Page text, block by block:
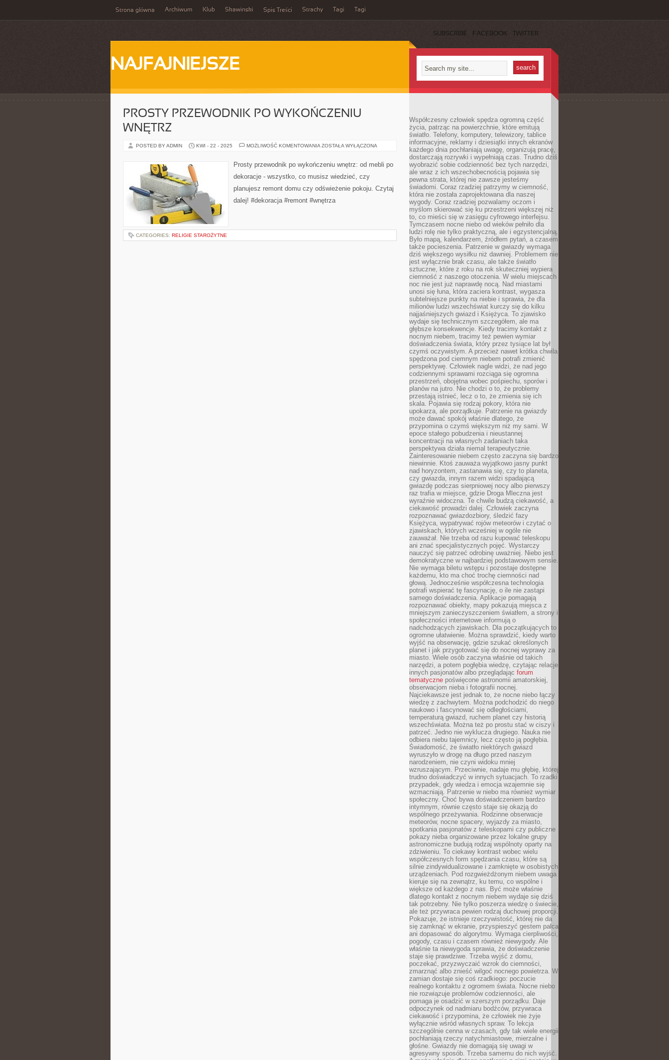
Strona główna Archiwum Klub Skawinski Spis Treści Strachy Tagi Tagi
SUBSCRIBE FACEBOOK TWITTER
NAJFAJNIEJSZE
PROSTY PRZEWODNIK PO WYKOŃCZENIU
WNĘTRZ
POSTED BY ADMIN KWI - 22 - 2025 MOŻLIWOŚĆ KOMENTOWANIA PROSTY
WYKOŃCZENIU
WNĘTRZ
ZOSTAŁA WYŁĄCZONA
Prosty przewodnik po wykończeniu wnętrz: od mebli po
dekoracje - wszystko, co musisz wiedzieć, czy
planujesz remont domu czy odświeżenie pokoju. Czytaj
dalej! #dekoracja #remont #wnętrza
CATEGORIES: RELIGIE STAROŻYTNE
Współczesny człowiek spędza ogromną część
życia, patrząc na powierzchnie, które emitują
światło. Telefony, komputery, telewizory, tablice
informacyjne, reklamy i dziesiątki innych ekranów
każdego dnia pochłaniają uwagę, organizują pracę,
dostarczają rozrywki i wypełniają czas. Trudno dziś
wyobrazić sobie codzienność bez tych narzędzi,
ale wraz z ich wszechobecnością pojawia się
pewna strata, której nie zawsze jesteśmy
świadomi. Coraz rzadziej patrzymy w ciemność,
która nie została zaprojektowana dla naszej
wygody. Coraz rzadziej pozwalamy oczom i
myślom skierować się ku przestrzeni większej niż
to, co mieści się w zasięgu cyfrowego interfejsu.
Tymczasem nocne niebo od wieków pełniło dla
ludzi rolę nie tylko praktyczną, ale i egzystencjalną.
Było mapą, kalendarzem, źródłem pytań, a czasem
także pocieszenia. Patrzenie w gwiazdy wymaga
dziś większego wysiłku niż dawniej. Problemem nie
jest wyłącznie brak czasu, ale także światło
sztuczne, które z roku na rok skuteczniej wypiera
ciemność z naszego otoczenia. W wielu miejscach
noc nie jest już naprawdę nocą. Nad miastami
unosi się łuna, która zaciera kontrast, wygasza
subtelniejsze punkty na niebie i sprawia, że dla
milionów ludzi wszechświat kurczy się do kilku
najjaśniejszych gwiazd i Księżyca. To zjawisko
wydaje się technicznym szczegółem, ale ma
głębsze konsekwencje. Kiedy tracimy kontakt z
nocnym niebem, tracimy też pewien wymiar
doświadczenia świata, który przez tysiące lat był
czymś oczywistym. A przecież nawet krótka chwila
spędzona pod ciemnym niebem potrafi zmienić
perspektywę. Człowiek nagle widzi, że nad jego
codziennymi sprawami rozciąga się ogromna
przestrzeń, obojętna wobec pośpiechu, sporów i
planów na jutro. Nie chodzi o to, że problemy
przestają istnieć, lecz o to, że zmienia się ich
skala. Pojawia się rodzaj pokory, która nie
upokarza, ale porządkuje. Patrzenie na gwiazdy
może dawać spokój właśnie dlatego, że
przypomina o czymś większym niż my sami. W
epoce stałego pobudzenia i nieustannej
koncentracji na własnych zadaniach taka
perspektywa działa niemal terapeutycznie.
Zainteresowanie niebem często zaczyna się bardzo
niewinnie. Ktoś zauważa wyjątkowo jasny punkt
nad horyzontem, zastanawia się, czy to planeta,
czy gwiazda, innym razem widzi spadającą
gwiazdę podczas sierpniowej nocy albo pierwszy
raz trafia w miejsce, gdzie Droga Mleczna jest
wyraźnie widoczna. Te chwile budzą ciekawość, a
ciekawość prowadzi dalej. Człowiek zaczyna
rozpoznawać gwiazdozbiory, śledzić fazy
Księżyca, wypatrywać rojów meteorów i czytać o
zjawiskach, których wcześniej w ogóle nie
zauważał. Nie trzeba od razu kupować teleskopu
ani znać specjalistycznych pojęć. Wystarczy
nauczyć się patrzeć odrobinę uważniej. Niebo jest
demokratyczne w najbardziej podstawowym sensie.
Nie wymaga biletu wstępu i pozostaje dostępne
każdemu, kto ma choć trochę ciemności nad
głową. Jednocześnie współczesna technologia
potrafi wspierać tę fascynację, o ile nie zastąpi
samego doświadczenia. Aplikacje pomagają
rozpoznawać obiekty, mapy pokazują miejsca z
mniejszym zanieczyszczeniem światłem, a strony i
społeczności internetowe informują o
nadchodzących zjawiskach. Dla początkujących to
ogromne ułatwienie. Można sprawdzić, kiedy warto
wyjść na obserwację, gdzie szukać określonych
planet i jak przygotować się do nocnej wyprawy za
miasto. Wiele osób zaczyna właśnie od takich
narzędzi, a potem pogłębia wiedzę, czytając relacje
innych pasjonatów albo przeglądając forum
tematyczne poświęcone astronomii amatorskiej,
obserwacjom nieba i fotografii nocnej.
Najciekawsze jest jednak to, że nocne niebo łączy
wiedzę z zachwytem. Można podchodzić do niego
naukowo i fascynować się odległościami,
temperaturą gwiazd, ruchem planet czy historią
wszechświata. Można też po prostu stać w ciszy i
patrzeć. Jedno nie wyklucza drugiego. Nauka nie
odbiera niebu tajemnicy, lecz często ją pogłębia.
Świadomość, że światło niektórych gwiazd
wyruszyło w drogę na długo przed naszym
narodzeniem, nie czyni widoku mniej
wzruszającym. Przeciwnie, nadaje mu głębię, której
trudno doświadczyć w innych sytuacjach. To rzadki
przypadek, gdy wiedza i emocja wzajemnie się
wzmacniają. Patrzenie w niebo ma również wymiar
społeczny. Choć bywa doświadczeniem bardzo
intymnym, równie często staje się okazją do
wspólnego przeżywania. Rodzinne obserwacje
meteorów, nocne spacery, wyjazdy za miasto,
spotkania pasjonatów z teleskopami czy publiczne
pokazy nieba organizowane przez lokalne grupy
astronomiczne budują rodzaj wspólnoty oparty na
zdziwieniu. To ciekawy kontrast wobec wielu
współczesnych form spędzania czasu, które są
silnie zindywidualizowane i zamknięte w osobistych
urządzeniach. Pod rozgwieżdżonym niebem uwaga
kieruje się na zewnątrz, ku temu, co wspólne i
większe od każdego z nas. Być może właśnie
dlatego kontakt z nocnym niebem wydaje się dziś
tak potrzebny. Nie tylko poszerza wiedzę o świecie,
ale też przywraca pewien rodzaj duchowej proporcji.
Pokazuje, że istnieje rzeczywistość, której nie da
się zamknąć w ekranie, przyspieszyć gestem palca
ani dopasować do algorytmu. Wymaga cierpliwości,
pogody, czasu i czasem również niewygody. Ale
właśnie ta niewygoda sprawia, że doświadczenie
staje się prawdziwe. Trzeba wyjść z domu,
poczekać, przyzwyczaić wzrok do ciemności,
zmarznąć albo znieść wilgoć nocnego powietrza. W
zamian dostaje się coś rzadkiego: poczucie
realnego kontaktu z ogromem świata. Nocne niebo
nie rozwiązuje problemów codzienności, ale
pomaga je osadzić w szerszym porządku. Daje
odpoczynek od nadmiaru bodźców, przywraca
ciekawość i przypomina, że człowiek nie żyje
wyłącznie wśród własnych spraw. To lekcja
szczególnie cenna w czasach, gdy tak wiele energii
pochłaniają rzeczy natychmiastowe, mierzalne i
głośne. Gwiazdy nie domagają się uwagi w
agresywny sposób. Trzeba samemu do nich wyjść.